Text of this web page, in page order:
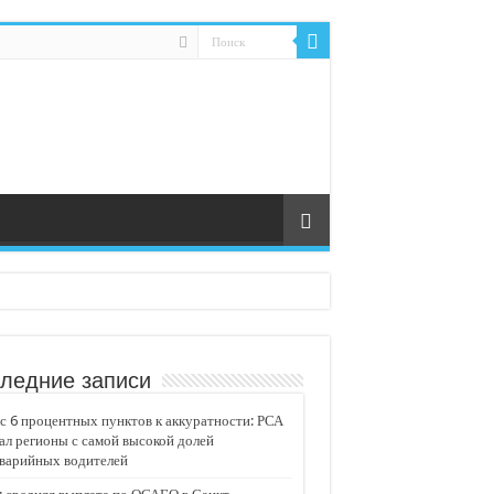
«Движение»
записи
6 процентных пунктов к аккуратности: РСА
регионы с самой высокой долей
водителей